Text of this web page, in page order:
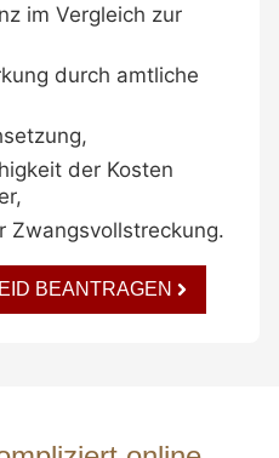
im Vergleich zur
durch amtliche
der Kosten
Zwangsvollstreckung.
BEANTRAGEN